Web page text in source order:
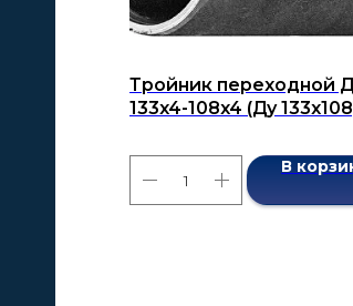
Тройник переходной
133x4-108x4 (Ду
В